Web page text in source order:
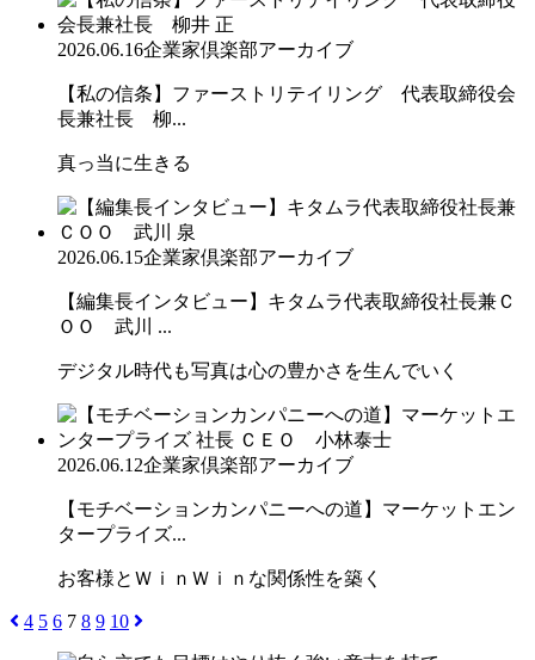
2026.06.16企業家倶楽部アーカイブ
【私の信条】ファーストリテイリング 代表取締役会
長兼社長 柳...
真っ当に生きる
2026.06.15企業家倶楽部アーカイブ
【編集長インタビュー】キタムラ代表取締役社長兼Ｃ
ＯＯ 武川 ...
デジタル時代も写真は心の豊かさを生んでいく
2026.06.12企業家倶楽部アーカイブ
【モチベーションカンパニーへの道】マーケットエン
タープライズ...
お客様とＷｉｎＷｉｎな関係性を築く
4 5 6 7 8 9 10